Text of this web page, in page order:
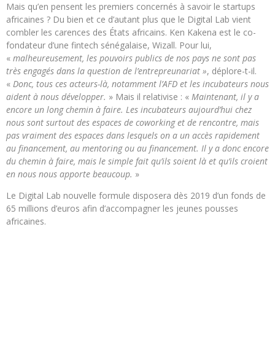
Mais qu’en pensent les premiers concernés à savoir le startups
africaines ? Du bien et ce d’autant plus que le Digital Lab vient
combler les carences des États africains. Ken Kakena est le co-
fondateur d’une fintech sénégalaise, Wizall. Pour lui,
« malheureusement, les pouvoirs publics de nos pays ne sont pas
très engagés dans la question de l’entrepreunariat », déplore-t-il.
« Donc, tous ces acteurs-là, notamment l’AFD et les incubateurs nous
aident à nous développer. » Mais il relativise : « Maintenant, il y a
encore un long chemin à faire. Les incubateurs aujourd’hui chez
nous sont surtout des espaces de coworking et de rencontre, mais
pas vraiment des espaces dans lesquels on a un accès rapidement
au financement, au mentoring ou au financement. Il y a donc encore
du chemin à faire, mais le simple fait qu’ils soient là et qu’ils croient
en nous nous apporte beaucoup. »
Le Digital Lab nouvelle formule disposera dès 2019 d’un fonds de
65 millions d’euros afin d’accompagner les jeunes pousses
africaines.